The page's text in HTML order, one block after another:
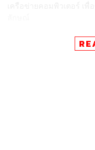
สาทิตย์ วงศ์หนองเตย ส
ตรัง พรรคประชาธิปัตย์ ไ